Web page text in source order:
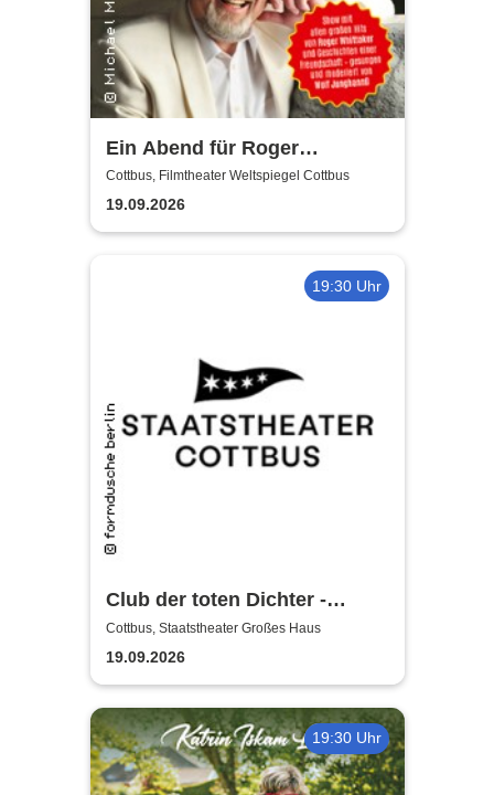
Ein Abend für Roger
Whittaker - Die Bühnenshow
mit allen seinen großen Hits
Cottbus, Filmtheater Weltspiegel Cottbus
19.09.2026
19:30 Uhr
Club der toten Dichter -
Staatstheater Cottbus
Cottbus, Staatstheater Großes Haus
19.09.2026
19:30 Uhr